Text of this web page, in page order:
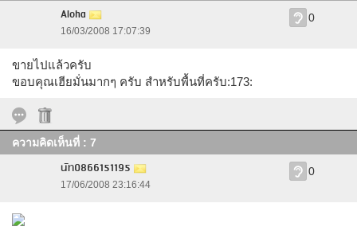
Aloha
16/03/2008 17:07:39
0
ขายไปแล้วครับ
ขอบคุณเฮียมั่นมากๆ ครับ สำหรับพื้นที่ครับ:173:
ความคิดเห็นที่ : 7
นัท0866151195
17/06/2008 23:16:44
0